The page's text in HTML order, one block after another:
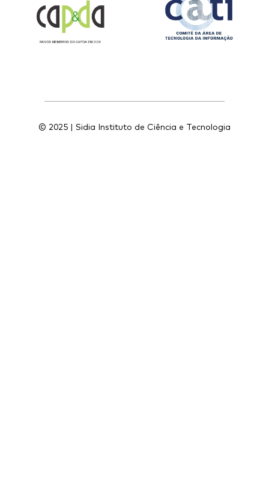
© 2025 | Sidia Instituto de Ciência e Tecnologia